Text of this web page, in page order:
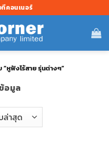
คอนเนอร์
“หูฟังไร้สาย รุ่นต่างๆ”
อมูล